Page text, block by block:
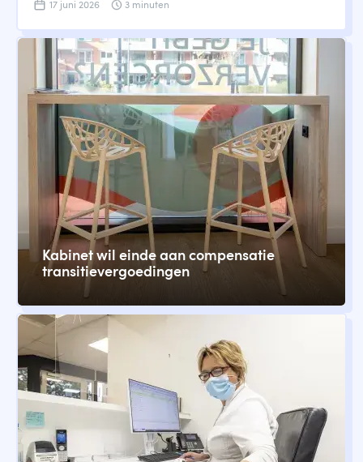
17 juni 2026 3 minuten
Kabinet wil einde aan compensatie
transitievergoedingen